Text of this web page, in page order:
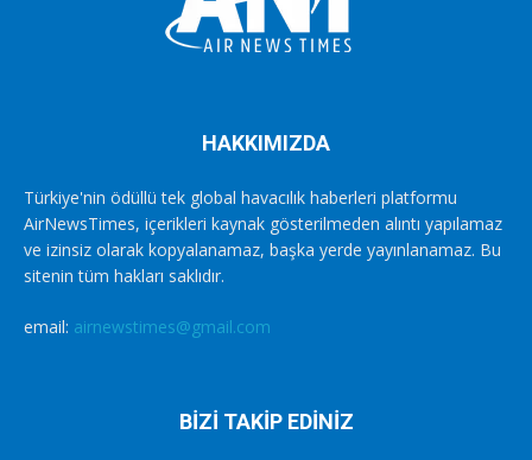
HAKKIMIZDA
Türkiye'nin ödüllü tek global havacılık haberleri platformu
AirNewsTimes, içerikleri kaynak gösterilmeden alıntı yapılamaz
ve izinsiz olarak kopyalanamaz, başka yerde yayınlanamaz. Bu
sitenin tüm hakları saklıdır.
email: airnewstimes@gmail.com
BİZİ TAKİP EDİNİZ